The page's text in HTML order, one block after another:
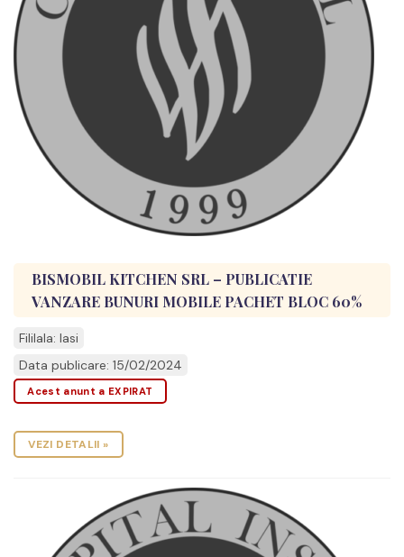
BISMOBIL KITCHEN SRL – PUBLICATIE
VANZARE BUNURI MOBILE PACHET BLOC 60%
Fililala: Iasi
Data publicare: 15/02/2024
Acest anunt a EXPIRAT
VEZI DETALII »